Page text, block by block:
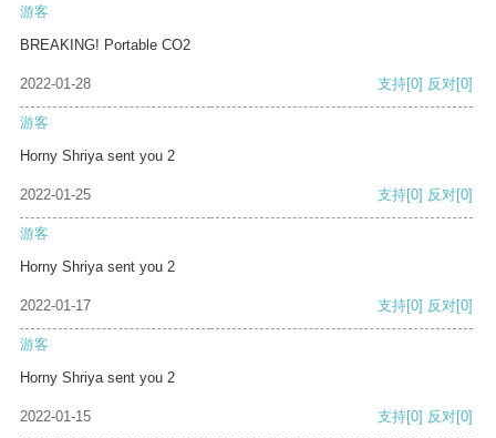
游客
BREAKING! Portable CO2
2022-01-28 支持[0] 反对[0]
游客
Horny Shriya sent you 2
2022-01-25 支持[0] 反对[0]
游客
Horny Shriya sent you 2
2022-01-17 支持[0] 反对[0]
游客
Horny Shriya sent you 2
2022-01-15 支持[0] 反对[0]